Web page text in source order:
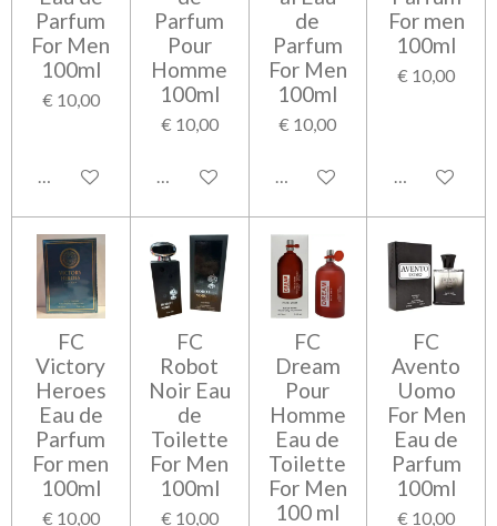
Parfum
For Men
100ml
€ 10,00
Bekijk details
Parfum
Pour
Homme
100ml
€ 10,00
Bekijk details
de
Parfum
For Men
100ml
€ 10,00
Bekijk details
For men
100ml
€ 10,00
Bekijk details
FC
Victory
Heroes
Eau de
Parfum
For men
100ml
€ 10,00
FC
Robot
Noir Eau
de
Toilette
For Men
100ml
€ 10,00
FC
Dream
Pour
Homme
Eau de
Toilette
For Men
100 ml
FC
Avento
Uomo
For Men
Eau de
Parfum
100ml
€ 10,00